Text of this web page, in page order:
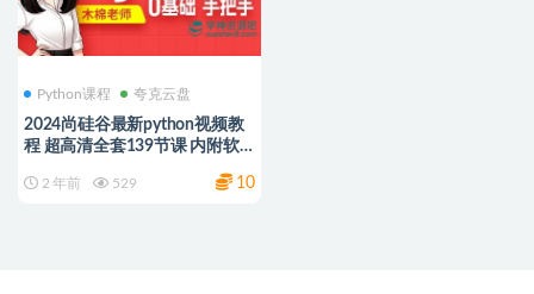
Python课程 夸克云盘
2024尚硅谷最新python视频教
程 超高清全套139节课 内附软
2 年前 529 10